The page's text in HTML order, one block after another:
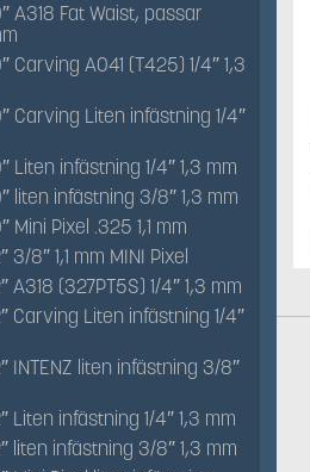
A318 Fat Waist, passar
Carving A041 (T425) 1/4″ 1,3
Carving Liten infästning 1/4″
Liten infästning 1/4″ 1,3 mm
liten infästning 3/8″ 1,3 mm
Mini Pixel .325 1,1 mm
8″ 1,1 mm MINI Pixel
(327PT5S) 1/4″ 1,3 mm
Carving Liten infästning 1/4″
INTENZ liten infästning 3/8″
Liten infästning 1/4″ 1,3 mm
liten infästning 3/8″ 1,3 mm